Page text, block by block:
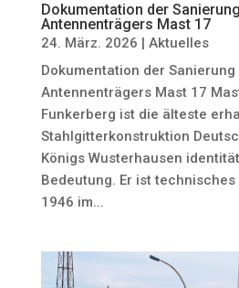
Dokumentation der
Antennenträgers Mast 17
24. März. 2026
Aktuelles
Dokumentation der
Antennenträgers Mast 17
Funkerberg ist die älteste
Stahlgitterkonstruktion
Königs Wusterhausen
Bedeutung. Er ist
1946 im...